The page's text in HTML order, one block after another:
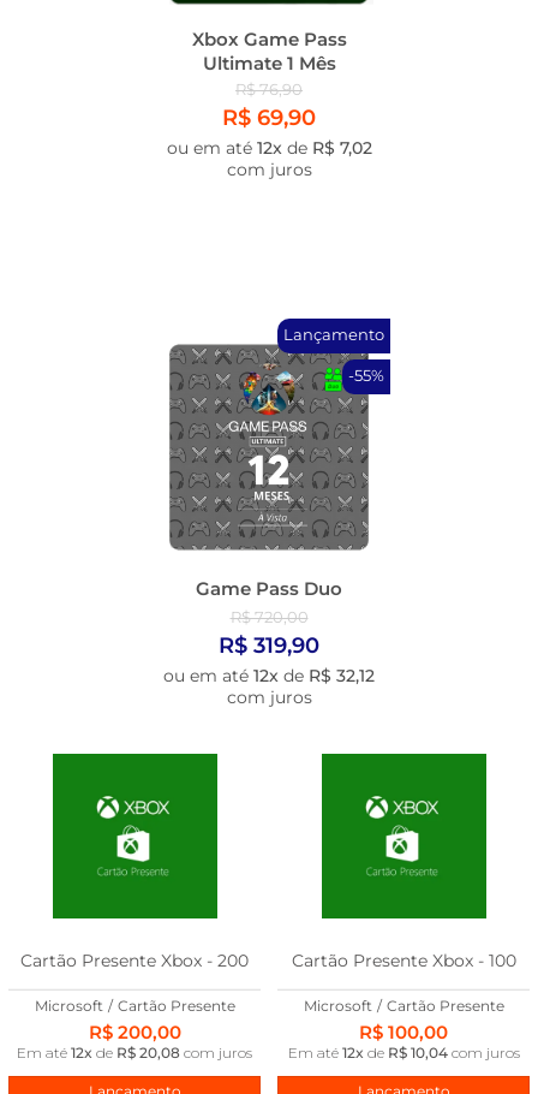
Xbox Game Pass
Ultimate 1 Mês
R$ 76,90
R$ 69,90
ou em até 12xde R$ 7,02
com juros
Lançamento
-55%
Game Pass Duo
R$ 720,00
R$ 319,90
ou em até 12x de R$ 32,12
com juros
Cartão Presente Xbox - 200
Microsoft / Cartão Presente
R$ 200,00
Em até 12x de R$ 20,08 com juros
Lançamento
Cartão Presente Xbox - 100
Microsoft / Cartão Presente
R$ 100,00
Em até 12x de R$ 10,04com juros
Lançamento